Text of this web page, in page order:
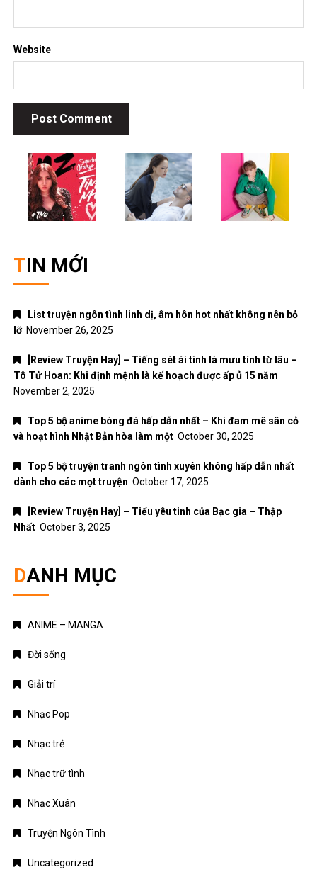
Website
TIN MỚI
List truyện ngôn tình linh dị, âm hôn hot nhất không nên bỏ
lỡ November 26, 2025
[Review Truyện Hay] – Tiếng sét ái tình là mưu tính từ lâu –
Tô Tử Hoan: Khi định mệnh là kế hoạch được ấp ủ 15 năm
November 2, 2025
Top 5 bộ anime bóng đá hấp dẫn nhất – Khi đam mê sân cỏ
và hoạt hình Nhật Bản hòa làm một October 30, 2025
Top 5 bộ truyện tranh ngôn tình xuyên không hấp dẫn nhất
dành cho các mọt truyện October 17, 2025
[Review Truyện Hay] – Tiểu yêu tinh của Bạc gia – Thập
Nhất October 3, 2025
DANH MỤC
ANIME – MANGA
Đời sống
Giải trí
Nhạc Pop
Nhạc trẻ
Nhạc trữ tình
Nhạc Xuân
Truyện Ngôn Tình
Uncategorized